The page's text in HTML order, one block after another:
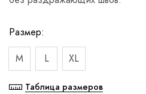
Размер
M
L XL
Таблица размеров